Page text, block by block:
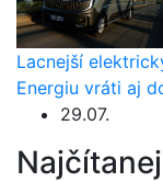
Lacnejší
Energiu vráti aj
29.07.